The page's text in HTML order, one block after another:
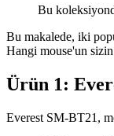
Bu
Bu makalede, iki
Hangi mouse'un
Ürün 1:
Everest SM-BT21,